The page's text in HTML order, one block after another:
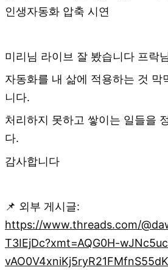
인생자동화 압축 시연
미리님 라이브 잘 봤습니다 프락
자동화를 내 삶에 적용하는 것 막
니다.
처리하지 못하고 쌓이는 일들을
다.
감사합니다
📌 외부 게시글:
https://www.threads.com/
T3IEjDc?xmt=AQG0H-